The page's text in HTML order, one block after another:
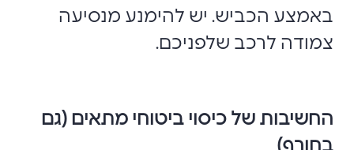
באמצע הכביש. יש להימנע מנסיעה
צמודה לרכב שלפניכם.
החשיבות של כיסוי ביטוחי מתאים (גם